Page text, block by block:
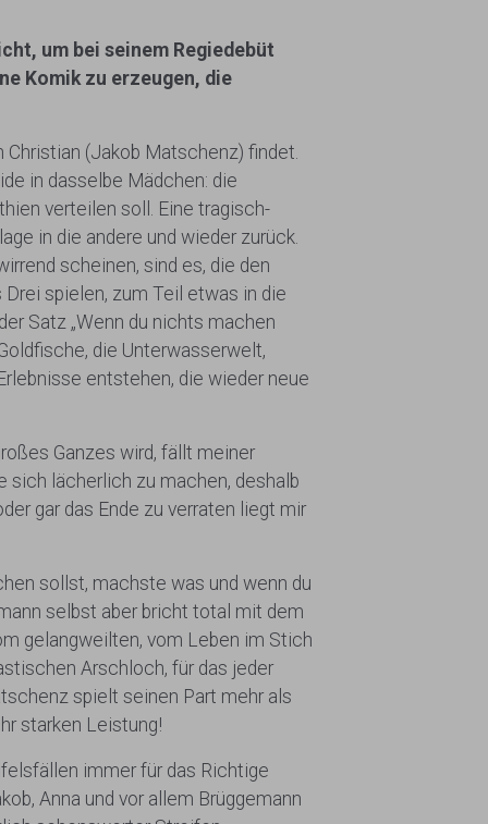
um bei seinem Regiedebüt
Komik zu erzeugen, die
Christian (Jakob Matschenz) findet.
in dasselbe Mädchen: die
verteilen soll. Eine tragisch-
in die andere und wieder zurück.
scheinen, sind es, die den
spielen, zum Teil etwas in die
Satz „Wenn du nichts machen
die Unterwasserwelt,
entstehen, die wieder neue
Ganzes wird, fällt meiner
sich lächerlich zu machen, deshalb
gar das Ende zu verraten liegt mir
sollst, machste was und wenn du
selbst aber bricht total mit dem
gelangweilten, vom Leben im Stich
Arschloch, für das jeder
spielt seinen Part mehr als
starken Leistung!
immer für das Richtige
Anna und vor allem Brüggemann